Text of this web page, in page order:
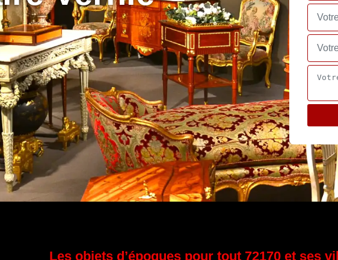
Les objets d’époques pour tout 72170 et ses